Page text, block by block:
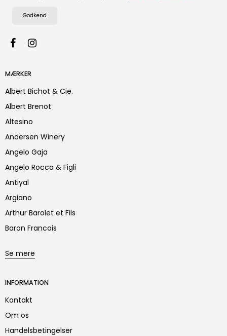
Godkend
MÆRKER
Albert Bichot & Cie.
Albert Brenot
Altesino
Andersen Winery
Angelo Gaja
Angelo Rocca & Figli
Antiyal
Argiano
Arthur Barolet et Fils
Baron Francois
Se mere
INFORMATION
Kontakt
Om os
Handelsbetingelser